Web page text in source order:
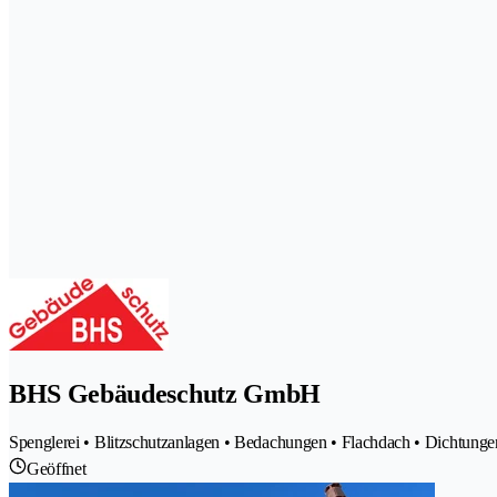
BHS Gebäudeschutz GmbH
Spenglerei • Blitzschutzanlagen • Bedachungen • Flachdach •
Geöffnet